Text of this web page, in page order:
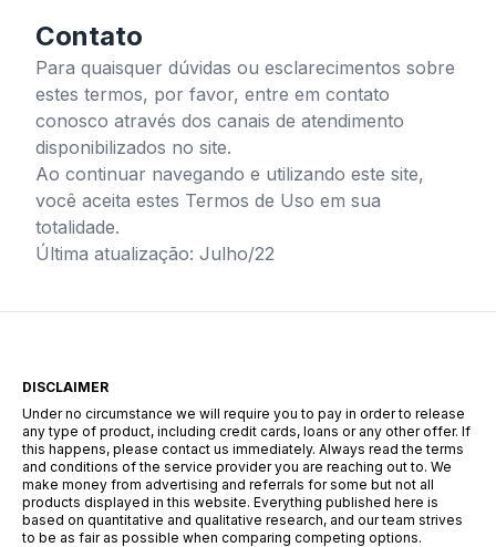
Contato
Para quaisquer dúvidas ou esclarecimentos sobre
estes termos, por favor, entre em contato
conosco através dos canais de atendimento
disponibilizados no site.
Ao continuar navegando e utilizando este site,
você aceita estes Termos de Uso em sua
totalidade.
Última atualização: Julho/22
DISCLAIMER
Under no circumstance we will require you to pay in order to release
any type of product, including credit cards, loans or any other offer. If
this happens, please contact us immediately. Always read the terms
and conditions of the service provider you are reaching out to. We
make money from advertising and referrals for some but not all
products displayed in this website. Everything published here is
based on quantitative and qualitative research, and our team strives
to be as fair as possible when comparing competing options.